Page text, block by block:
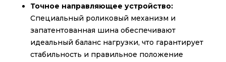
Точное направляющее устройство:
Специальный роликовый механизм и
запатентованная шина обеспечивают
идеальный баланс нагрузки, что гарантирует
стабильность и правильное положение